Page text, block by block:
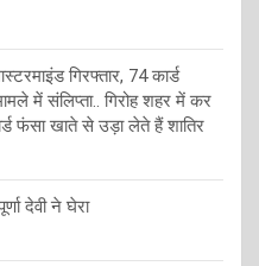
गिरफ्तार, 74 कार्ड
में संलिप्ता.. गिरोह शहर में कर
फंसा खाते से उड़ा लेते हैं शातिर
देवी ने घेरा